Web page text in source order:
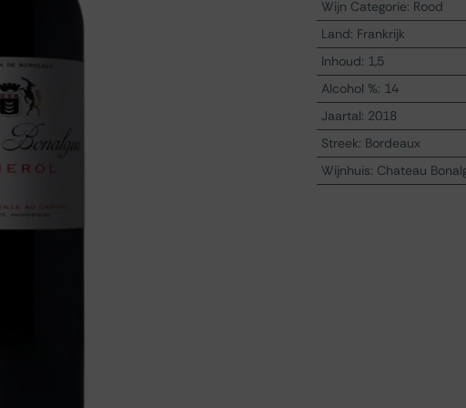
Wijn Categorie: Rood
Land: Frankrijk
Inhoud: 1,5
Alcohol %: 14
Jaartal: 2018
Streek: Bordeaux
Wijnhuis: Chateau